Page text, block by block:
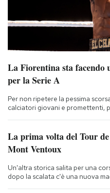
La Fiorentina sta facendo
per la Serie A
Per non ripetere la pessima
calciatori giovani e promettenti,
La prima volta del Tour
Mont Ventoux
Un'altra storica salita per una
dopo la scalata c'è una nuova